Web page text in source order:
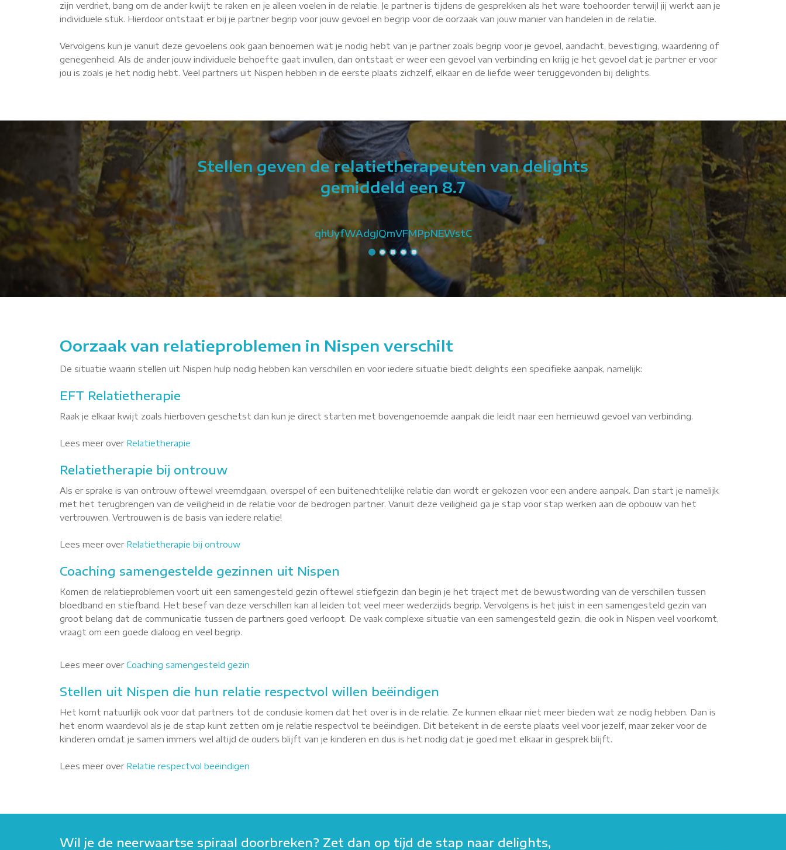
zijn verdriet, bang om de ander kwijt te raken en je alleen voelen in de relatie. Je partner is tijdens de gesprekken als het ware toehoorder terwijl jij werkt aan je
individuele stuk. Hierdoor ontstaat er bij je partner begrip voor jouw gevoel en begrip voor de oorzaak van jouw manier van handelen in de relatie.
Vervolgens kun je vanuit deze gevoelens ook gaan benoemen wat je nodig hebt van je partner zoals begrip voor je gevoel, aandacht, bevestiging, waardering of
genegenheid. Als de ander jouw individuele behoefte gaat invullen, dan ontstaat er weer een gevoel van verbinding en krijg je het gevoel dat je partner er voor
jou is zoals je het nodig hebt. Veel partners uit Nispen hebben in de eerste plaats zichzelf, elkaar en de liefde weer teruggevonden bij delights.
Stellen geven de relatietherapeuten van delights
gemiddeld een 8.7
qhUyfWAdgJQmVFMPpNEWstC
Oorzaak van relatieproblemen in Nispen verschilt
De situatie waarin stellen uit Nispen hulp nodig hebben kan verschillen en voor iedere situatie biedt delights een specifieke aanpak, namelijk:
EFT Relatietherapie
Raak je elkaar kwijt zoals hierboven geschetst dan kun je direct starten met bovengenoemde aanpak die leidt naar een hernieuwd gevoel van verbinding.
Lees meer over Relatietherapie
Relatietherapie bij ontrouw
Als er sprake is van ontrouw oftewel vreemdgaan, overspel of een buitenechtelijke relatie dan wordt er gekozen voor een andere aanpak. Dan start je namelijk
met het terugbrengen van de veiligheid in de relatie voor de bedrogen partner. Vanuit deze veiligheid ga je stap voor stap werken aan de opbouw van het
vertrouwen. Vertrouwen is de basis van iedere relatie!
Lees meer over Relatietherapie bij ontrouw
Coaching samengestelde gezinnen uit Nispen
Komen de relatieproblemen voort uit een samengesteld gezin oftewel stiefgezin dan begin je het traject met de bewustwording van de verschillen tussen
bloedband en stiefband. Het besef van deze verschillen kan al leiden tot veel meer wederzijds begrip. Vervolgens is het juist in een samengesteld gezin van
groot belang dat de communicatie tussen de partners goed verloopt. De vaak complexe situatie van een samengesteld gezin, die ook in Nispen veel voorkomt,
vraagt om een goede dialoog en veel begrip.
Lees meer overCoaching samengesteld gezin
Stellen uit Nispen die hun relatie respectvol willen beëindigen
Het komt natuurlijk ook voor dat partners tot de conclusie komen dat het over is in de relatie. Ze kunnen elkaar niet meer bieden wat ze nodig hebben. Dan is
het enorm waardevol als je de stap kunt zetten om je relatie respectvol te beëindigen. Dit betekent in de eerste plaats veel voor jezelf, maar zeker voor de
kinderen omdat je samen immers wel altijd de ouders blijft van je kinderen en dus is het nodig dat je goed met elkaar in gesprek blijft.
Lees meer over Relatie respectvol beëindigen
Wil je de neerwaartse spiraal doorbreken? Zet dan op tijd de stap naar delights,